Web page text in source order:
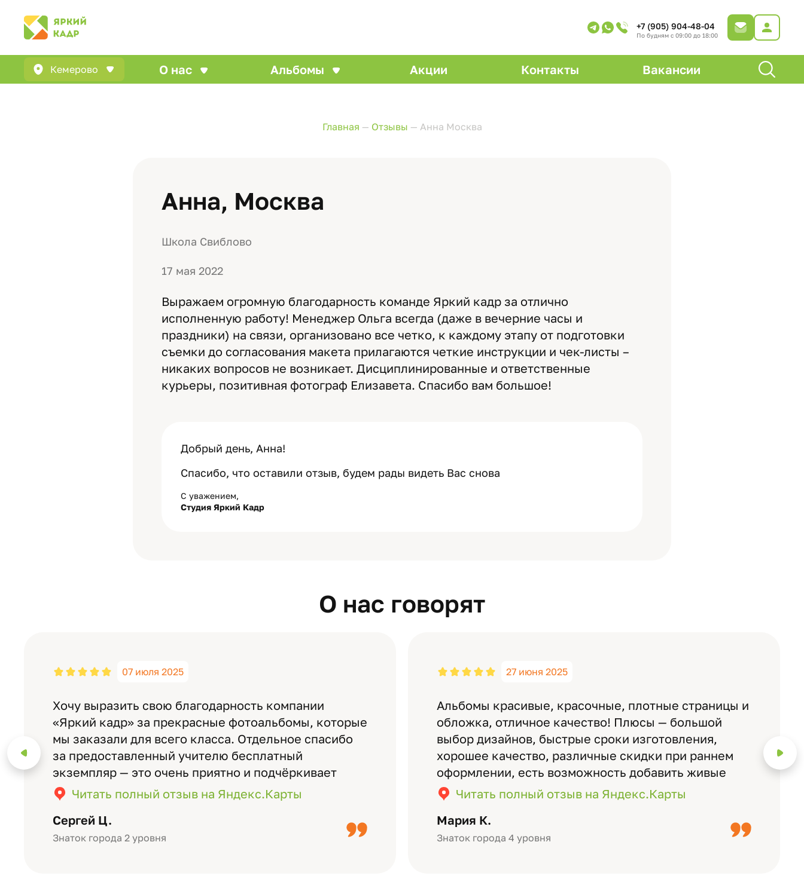
+7 (905) 904-48-04
По будням с 09:00 до 18:00
Кемерово О нас Альбомы Акции Контакты Вакансии
Главная — Отзывы — Анна Москва
Анна, Москва
Школа Свиблово
17 мая 2022
Выражаем огромную благодарность команде Яркий кадр за отлично
исполненную работу! Менеджер Ольга всегда (даже в вечерние часы и
праздники) на связи, организовано все четко, к каждому этапу от подготовки
съемки до согласования макета прилагаются четкие инструкции и чек-листы –
никаких вопросов не возникает. Дисциплинированные и ответственные
курьеры, позитивная фотограф Елизавета. Спасибо вам большое!
Добрый день, Анна!
Спасибо, что оставили отзыв, будем рады видеть Вас снова
С уважением,
Студия Яркий Кадр
О нас говорят
Сергей Ц.
Знаток города 2 уровня
07 июля 2025
Хочу выразить свою благодарность компании
«Яркий кадр» за прекрасные фотоальбомы, которые
мы заказали для всего класса. Отдельное спасибо
за предоставленный учителю бесплатный
экземпляр — это очень приятно и подчёркивает
значимость события. Качество альбомов на высшем
уровне: плотная бумага, красивый дизайн….
Читать полный отзыв на Яндекс.Карты
Мария К.
Знаток города 4 уровня
27 июня 2025
Альбомы красивые, красочные, плотные страницы и
обложка, отличное качество! Плюсы — большой
выбор дизайнов, быстрые сроки изготовления,
хорошее качество, различные скидки при раннем
оформлении, есть возможность добавить живые
кадры (потом можно смотреть через телефон
короткое видео с детьми, воспитателями).
Небольшой…
Читать полный отзыв на Яндекс.Карты